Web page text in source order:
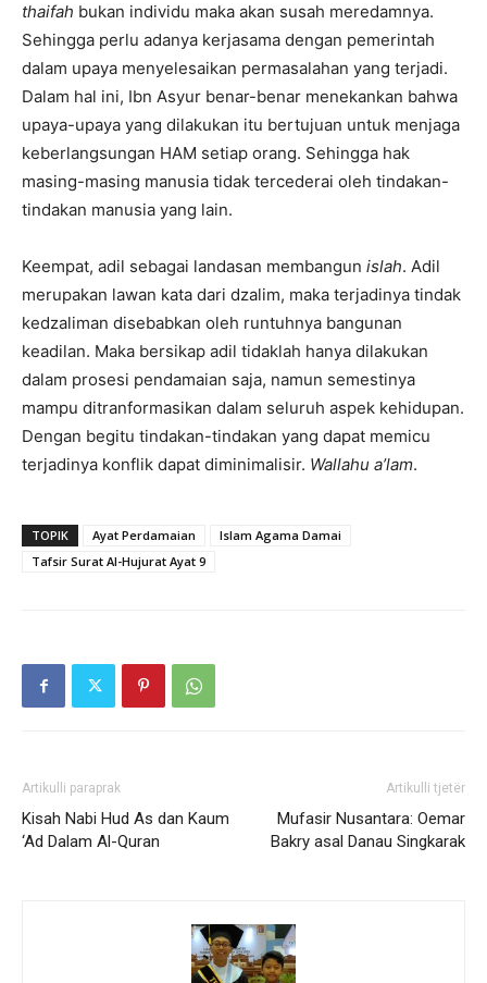
thaifah bukan individu maka akan susah meredamnya.
Sehingga perlu adanya kerjasama dengan pemerintah
dalam upaya menyelesaikan permasalahan yang terjadi.
Dalam hal ini, Ibn Asyur benar-benar menekankan bahwa
upaya-upaya yang dilakukan itu bertujuan untuk menjaga
keberlangsungan HAM setiap orang. Sehingga hak
masing-masing manusia tidak tercederai oleh tindakan-
tindakan manusia yang lain.
Keempat, adil sebagai landasan membangun islah. Adil
merupakan lawan kata dari dzalim, maka terjadinya tindak
kedzaliman disebabkan oleh runtuhnya bangunan
keadilan. Maka bersikap adil tidaklah hanya dilakukan
dalam prosesi pendamaian saja, namun semestinya
mampu ditranformasikan dalam seluruh aspek kehidupan.
Dengan begitu tindakan-tindakan yang dapat memicu
terjadinya konflik dapat diminimalisir. Wallahu a’lam.
TOPIK Ayat Perdamaian
Islam Agama Damai
Tafsir Surat Al-Hujurat Ayat 9
Artikulli paraprak
Kisah Nabi Hud As dan Kaum
‘Ad Dalam Al-Quran
Artikulli tjetër
Mufasir Nusantara: Oemar
Bakry asal Danau Singkarak